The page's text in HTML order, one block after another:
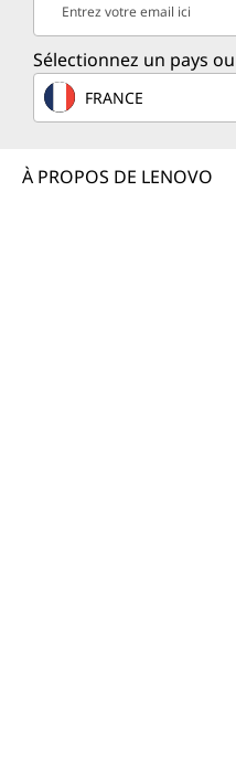
Entrez votre email ici
Sélectionnez un pays
FRANCE
À PROPOS DE LENOVO